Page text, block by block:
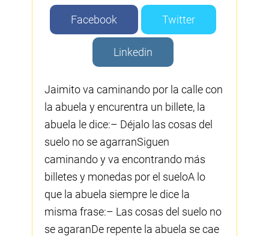
Facebook Twitter
Linkedin
Jaimito va caminando por la calle con
la abuela y encurentra un billete, la
abuela le dice:– Déjalo las cosas del
suelo no se agarranSiguen
caminando y va encontrando más
billetes y monedas por el sueloA lo
que la abuela siempre le dice la
misma frase:– Las cosas del suelo no
se agaranDe repente la abuela se cae